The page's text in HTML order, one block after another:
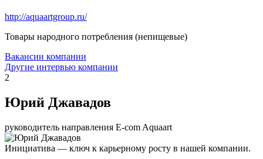
http://aquaartgroup.ru/
Товары народного потребления (непищевые)
Вакансии компании
Другие интервью компании
2
Юрий Джавадов
руководитель направления E-com Aquaart
Инициатива — ключ к карьерному росту в нашей компании.